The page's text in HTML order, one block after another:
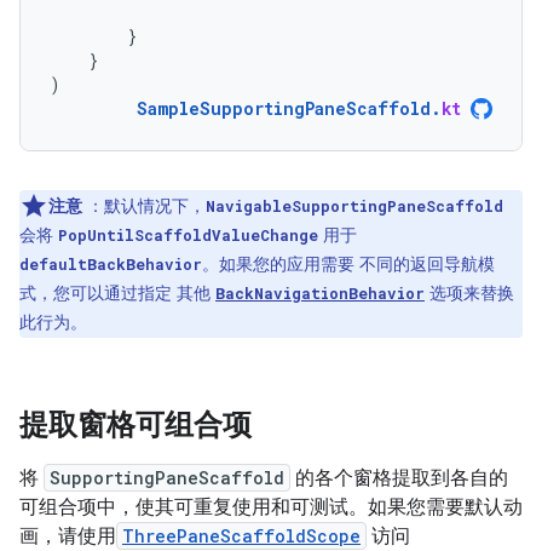
}
}
)
SampleSupportingPaneScaffold . kt
注意 ：默认情况下， NavigableSupportingPaneScaffold
会将 PopUntilScaffoldValueChange 用于
defaultBackBehavior。如果您的应用需要 不同的返回导航模
式，您可以通过指定 其他 BackNavigationBehavior 选项来替换
此行为。
提取窗格可组合项
将 SupportingPaneScaffold 的各个窗格提取到各自的
可组合项中，使其可重复使用和可测试。如果您需要默认动
画，请使用 ThreePaneScaffoldScope 访问